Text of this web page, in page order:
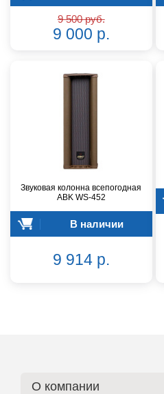
9 500 руб.
9 000 р.
Звуковая колонна всепогодная
ABK WS-452
В наличии
9 914 р.
О компании